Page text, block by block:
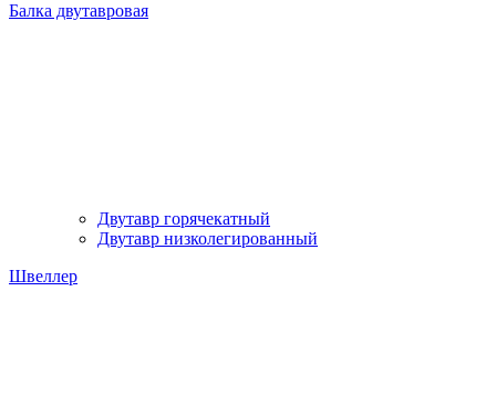
Балка двутавровая
Двутавр горячекатный
Двутавр низколегированный
Швеллер